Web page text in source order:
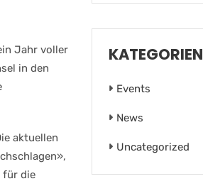
Jahr voller
in den
aktuellen
für die
KATEGORIEN
Events
News
Uncategorized